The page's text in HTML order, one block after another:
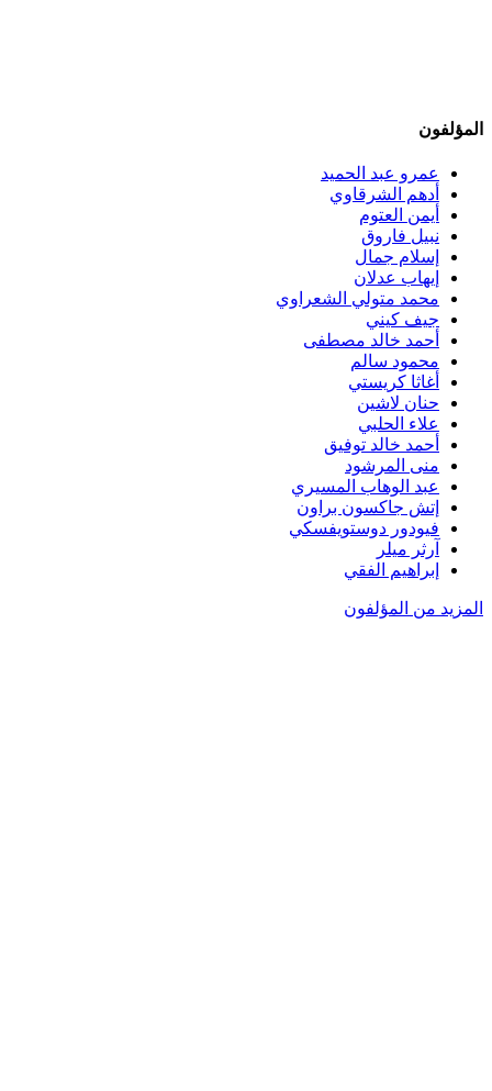
المؤلفون
عمرو عبد الحميد
أدهم الشرقاوي
أيمن العتوم
نبيل فاروق
إسلام جمال
إيهاب عدلان
محمد متولي الشعراوي
جيف كيني
أحمد خالد مصطفى
محمود سالم
أغاثا كريستي
حنان لاشين
علاء الحلبي
أحمد خالد توفيق
منى المرشود
عبد الوهاب المسيري
إتش جاكسون براون
فيودور دوستويفسكي
آرثر ميلر
إبراهيم الفقي
المزيد من المؤلفون